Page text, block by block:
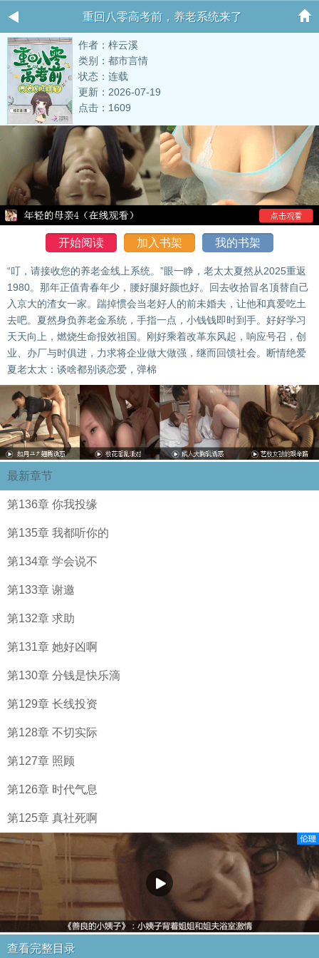
重回八零高考前，养老系统来了
作者：梓云溪
类别：都市言情
状态：连载
更新：2026-07-19
点击：1609
开始阅读 加入书架 我的书架
“叮，请接收您的养老金线上系统。”眼一睁，老太太夏然从2025重返
1980。那年正值青春年少，腰好腿好颜也好。回去收拾冒名顶替自己
入京大的渣女一家。踹掉惯会当老好人的前未婚夫，让他和真爱吃土
去吧。夏然身负养老金系统，手指一点，小钱钱即时到手。好好学习
天天向上，燃烧生命报效祖国。刚好乘着改革东风起，响应号召，创
业、办厂与时俱进，力求将企业做大做强，继而回馈社会。断情绝爱
夏老太太：谈啥都别谈恋爱，弹棉
最新章节
第136章 你我投缘
第135章 我都听你的
第134章 学会说不
第133章 谢邀
第132章 求助
第131章 她好凶啊
第130章 分钱是快乐滴
第129章 长线投资
第128章 不切实际
第127章 照顾
第126章 时代气息
第125章 真社死啊
查看完整目录